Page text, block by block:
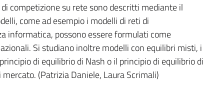
competizione su rete sono descritti mediante il
come ad esempio i modelli di reti di
informatica, possono essere formulati come
Si studiano inoltre modelli con equilibri misti, i
di equilibrio di Nash o il principio di equilibrio di
(Patrizia Daniele, Laura Scrimali)